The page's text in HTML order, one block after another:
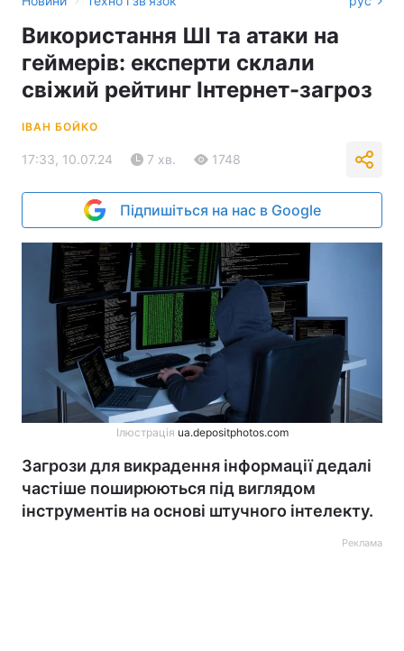
Використання ШІ та атаки на
геймерів: експерти склали
свіжий рейтинг Інтернет-загроз
ІВАН БОЙКО
17:33, 10.07.24 7 хв. 1748
Підпишіться на нас в Google
Ілюстрація ua.depositphotos.com
Загрози для викрадення інформації дедалі
частіше поширюються під виглядом
інструментів на основі штучного інтелекту.
Реклама